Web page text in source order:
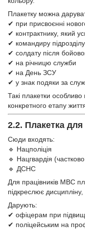
Плакетку можна
✔ при присвоєнні
✔ контрактнику, який
✔ командиру підрозділу
✔ солдату після
✔ на річницю служби
✔ на День ЗСУ
✔ у знак подяки за
Такі плакетки
конкретного етапу
2.2. Плакетка
Сюди входять:
🔹 Нацполіція
🔹 Нацгвардія
🔹 ДСНС
Для працівників МВС
підкреслює
Дарують:
✔ офіцерам при
✔ поліцейським на